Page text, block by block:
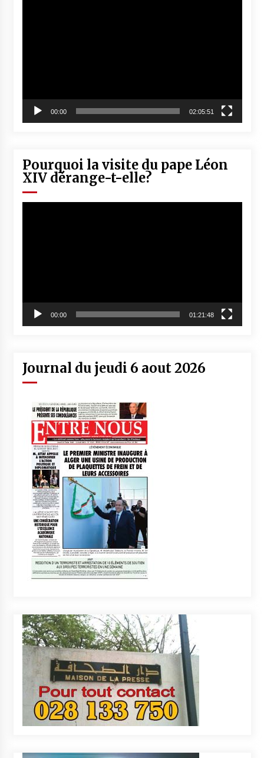
00:00 02:05:51
Pourquoi la visite du pape Léon
XIV dérange-t-elle?
00:00 01:21:48
Journal du jeudi 6 aout 2026